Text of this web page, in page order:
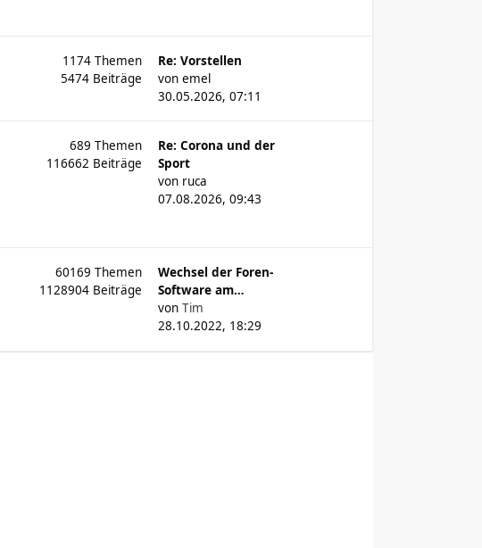
1174Themen
5474 Beiträge
Re: Vorstellen
vonemel
30.05.2026, 07:11
689Themen
116662 Beiträge
Re: Corona und der
Sport
von ruca
07.08.2026, 09:43
60169Themen
1128904 Beiträge
Wechsel der Foren-
Software am…
vonTim
28.10.2022, 18:29